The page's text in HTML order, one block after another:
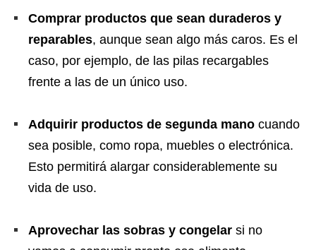
Comprar productos que sean duraderos y
reparables, aunque sean algo más caros. Es el
caso, por ejemplo, de las pilas recargables
frente a las de un único uso.
Adquirir productos de segunda mano cuando
sea posible, como ropa, muebles o electrónica.
Esto permitirá alargar considerablemente su
vida de uso.
Aprovechar las sobras y congelar si no